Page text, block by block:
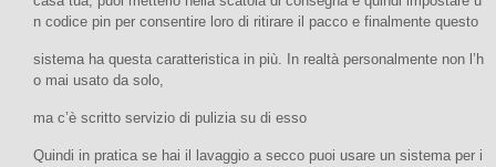
n codice pin per consentire loro di ritirare il pacco e finalmente questo
sistema ha questa caratteristica in più. In realtà personalmente non l’h
o mai usato da solo,
ma c’è scritto servizio di pulizia su di esso
Quindi in pratica se hai il lavaggio a secco puoi usare un sistema per i